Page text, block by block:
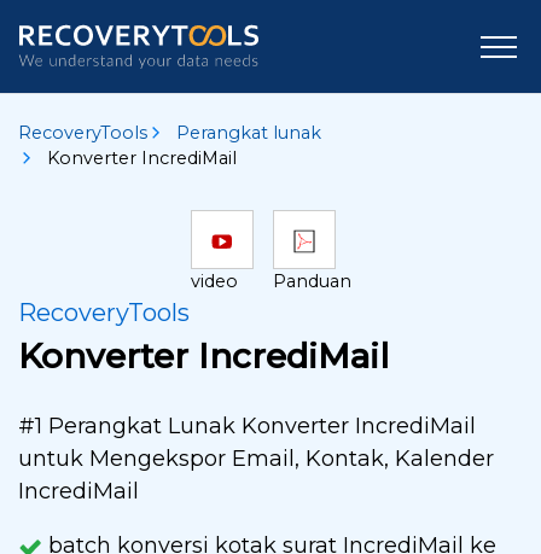
RecoveryTools
Perangkat lunak
Konverter IncrediMail
video Panduan
RecoveryTools
Konverter IncrediMail
#1 Perangkat Lunak Konverter IncrediMail
untuk Mengekspor Email, Kontak, Kalender
IncrediMail
batch konversi kotak surat IncrediMail ke